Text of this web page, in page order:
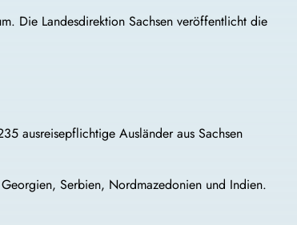
Die Landesdirektion Sachsen veröffentlicht die
ausreisepflichtige Ausländer aus Sachsen
Serbien, Nordmazedonien und Indien.